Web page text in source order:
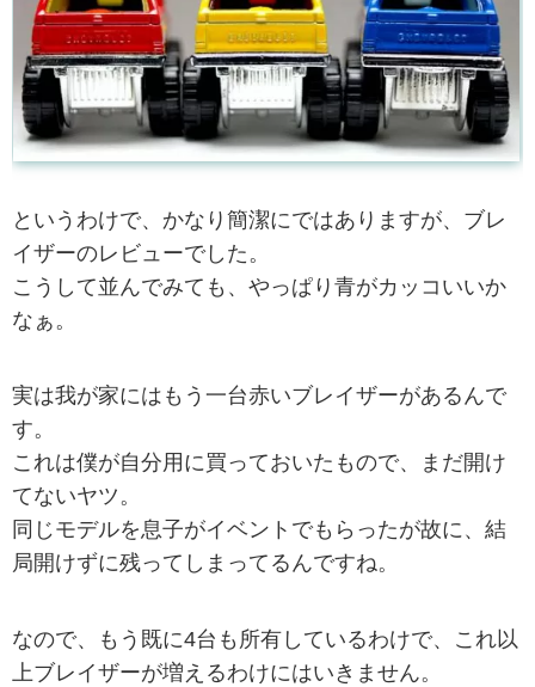
というわけで、かなり簡潔にではありますが、ブレ
イザーのレビューでした。
こうして並んでみても、やっぱり青がカッコいいか
なぁ。
実は我が家にはもう一台赤いブレイザーがあるんで
す。
これは僕が自分用に買っておいたもので、まだ開け
てないヤツ。
同じモデルを息子がイベントでもらったが故に、結
局開けずに残ってしまってるんですね。
なので、もう既に4台も所有しているわけで、これ以
上ブレイザーが増えるわけにはいきません。